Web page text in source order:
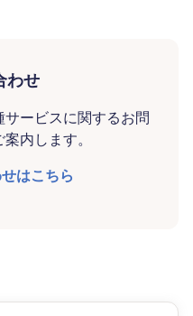
わせ
ービスに関するお問
内します。
はこちら